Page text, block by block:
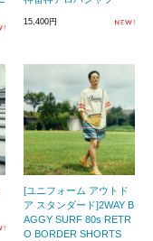
15,400円
[ユニフォーム アウトド
ア スタンダード]2WAY B
AGGY SURF 80s RETR
O BORDER SHORTS